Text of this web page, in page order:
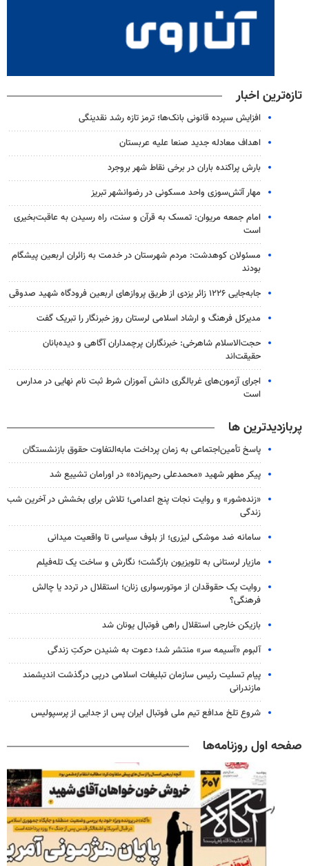
تازه‌ترین اخبار
افزایش سپرده قانونی بانک‌ها؛ ترمز تازه رشد نقدینگی
اهداف معادله جدید صنعا علیه عربستان
بارش پراکنده باران در برخی نقاط شهر بروجرد
مهار آتش‌سوزی واحد مسکونی در رضوانشهر تبریز
امام جمعه مریوان: تمسک به قرآن و سنت، راه رسیدن به عاقبت‌بخیری
است
مسئولان کوهدشت: مردم شهرستان در خدمت به زائران اربعین پیشگام
بودند
جابه‌جایی ۱۲۲۶ زائر یزدی از طریق پروازهای اربعین فرودگاه شهید صدوقی
مدیرکل فرهنگ و ارشاد اسلامی لرستان روز خبرنگار را تبریک گفت
حجت‌الاسلام شاهرخی: خبرنگاران پرچمداران آگاهی و دیده‌بانان
حقیقت‌اند
اجرای آزمون‌های غربالگری دانش آموزان شرط ثبت نام نهایی در مدارس
است
پربازدیدترین ها
پاسخ تأمین‌اجتماعی به زمان پرداخت مابه‌التفاوت حقوق بازنشستگان
پیکر مطهر شهید «محمدعلی رحیم‌زاده» در اورامان تشییع شد
«زنده‌شور» و روایت نجات پنج اعدامی؛ تلاش برای بخشش در آخرین شب
زندگی
سامانه ضد موشکی لیزری؛ از بلوف سیاسی تا واقعیت میدانی
مازیار لرستانی به تلویزیون بازگشت؛ نگارش و ساخت یک تله‌فیلم
روایت یک حقوقدان از موتورسواری زنان؛ استقلال در تردد یا چالش
فرهنگی؟
بازیکن خارجی استقلال راهی فوتبال یونان شد
آلبوم «آسیمه سر» منتشر شد؛ دعوت به شنیدن حرکتِ زندگی
پیام تسلیت رئیس سازمان تبلیغات اسلامی درپی درگذشت اندیشمند
مازندرانی
شروع تلخ مدافع تیم ملی فوتبال ایران پس از جدایی از پرسپولیس
صفحه اول روزنامه‌ها